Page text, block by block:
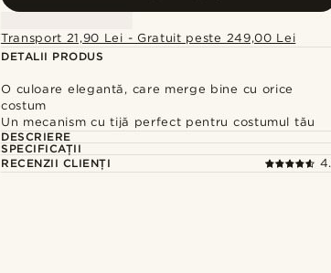
Transport 21,90 Lei - Gratuit peste 249,00 Lei
DETALII PRODUS
O culoare elegantă, care merge bine cu orice
costum
Un mecanism cu tijă perfect pentru costumul tău
DESCRIERE
SPECIFICAȚII
RECENZII CLIENȚI